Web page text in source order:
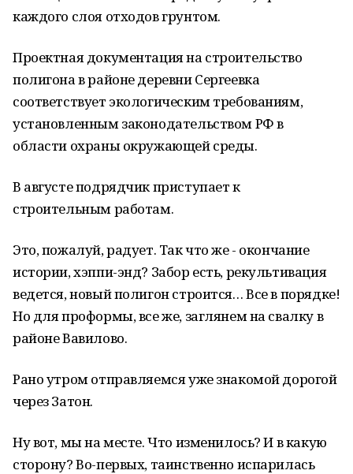
каждого слоя отходов грунтом.
Проектная документация на строительство
полигона в районе деревни Сергеевка
соответствует экологическим требованиям,
установленным законодательством РФ в
области охраны окружающей среды.
В августе подрядчик приступает к
строительным работам.
Это, пожалуй, радует. Так что же - окончание
истории, хэппи-энд? Забор есть, рекультивация
ведется, новый полигон строится… Все в порядке!
Но для проформы, все же, заглянем на свалку в
районе Вавилово.
Рано утром отправляемся уже знакомой дорогой
через Затон.
Ну вот, мы на месте. Что изменилось? И в какую
сторону? Во-первых, таинственно испарилась